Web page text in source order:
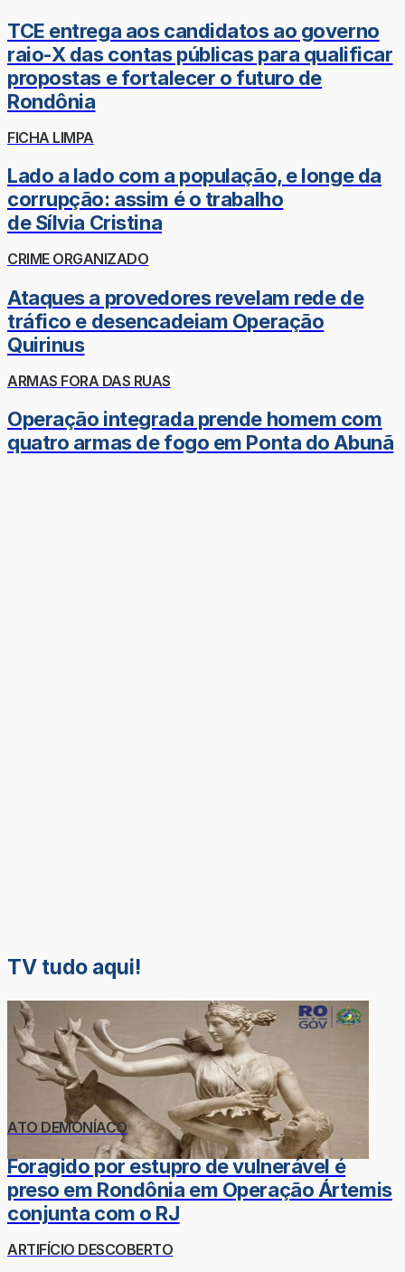
TCE entrega aos candidatos ao governo
raio-X das contas públicas para qualificar
propostas e fortalecer o futuro de
Rondônia
FICHA LIMPA
Lado a lado com a população, e longe da
corrupção: assim é o trabalho
de Sílvia Cristina
CRIME ORGANIZADO
Ataques a provedores revelam rede de
tráfico e desencadeiam Operação
Quirinus
ARMAS FORA DAS RUAS
Operação integrada prende homem com
quatro armas de fogo em Ponta do Abunã
TV tudo aqui!
ATO DEMONÍACO
Foragido por estupro de vulnerável é
preso em Rondônia em Operação Ártemis
conjunta com o RJ
ARTIFÍCIO DESCOBERTO